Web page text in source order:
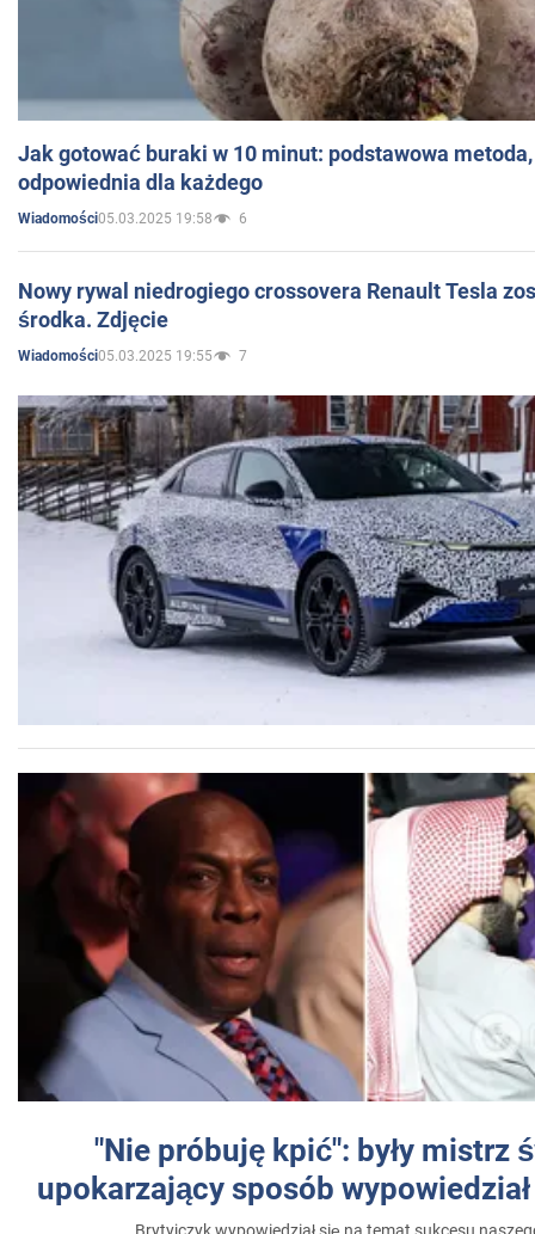
Jak gotować buraki w 10 minut: podstawowa
odpowiednia dla każdego
Wiadomości05.03.2025 19:58 6
Nowy rywal niedrogiego crossovera Renault Tesla
środka. Zdjęcie
Wiadomości05.03.2025 19:55 7
"Nie próbuję kpić": były mistrz
upokarzający sposób